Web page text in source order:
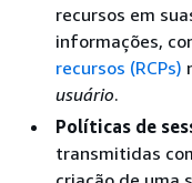
recursos em
informações,
recursos (RCPs)
usuário.
Políticas de
transmitidas